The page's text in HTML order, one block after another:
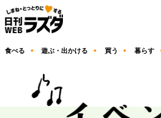
食べる 遊ぶ・出かける 買う 暮らす